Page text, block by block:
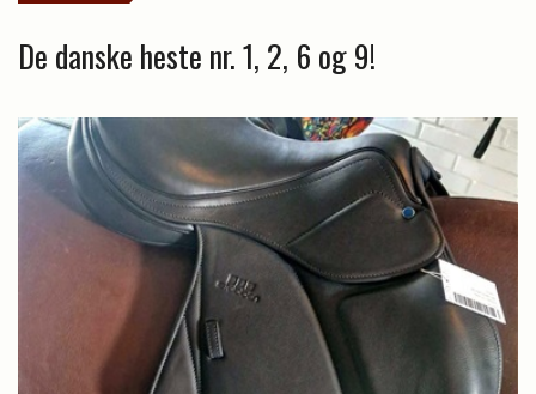
De danske heste nr. 1, 2, 6 og 9!